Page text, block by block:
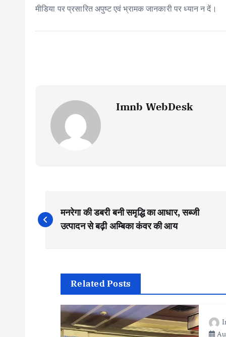
मीडिया पर प्रसारित अपुष्ट एवं भ्रामक जानकारी पर ध्यान न दें।
Imnb WebDesk
P
o
मनरेगा की डबरी बनी समृद्धि का आधार, सब्जी
उत्पादन से बढ़ी अम्बिका कंवर की आय
Related Posts